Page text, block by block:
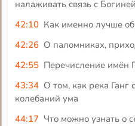
налаживать связь с
42:10 Как именно лучше
42:26 О паломниках,
42:55 Перечисление имён
43:34 О том, как река Ганг
колебаний ума
44:17 Что можно узнать о